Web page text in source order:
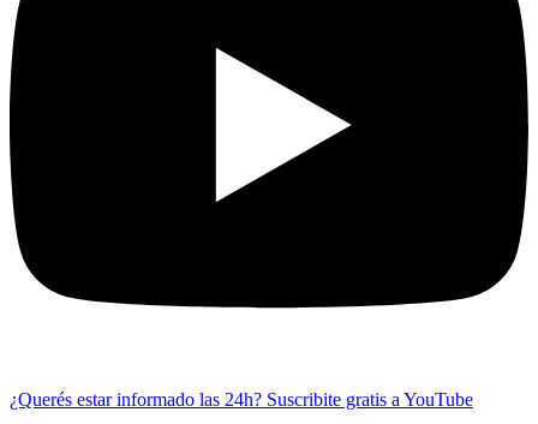
¿Querés estar informado las 24h? Suscribite gratis a YouTube